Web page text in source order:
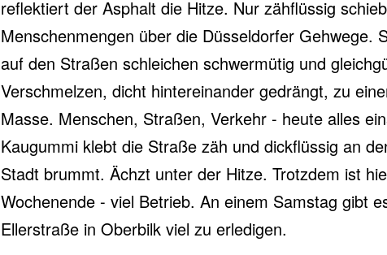
reflektiert der Asphalt die Hitze. Nur zähflüssig
Menschenmengen über die Düsseldorfer Gehwege.
auf den Straßen schleichen schwermütig und
Verschmelzen, dicht hintereinander gedrängt, zu
Masse. Menschen, Straßen, Verkehr - heute alles
Kaugummi klebt die Straße zäh und dickflüssig an
Stadt brummt. Ächzt unter der Hitze. Trotzdem ist
Wochenende - viel Betrieb. An einem Samstag gibt
Ellerstraße in Oberbilk viel zu erledigen.